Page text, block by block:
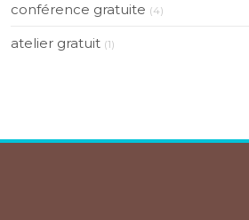
conférence gratuite (4)
atelier gratuit (1)